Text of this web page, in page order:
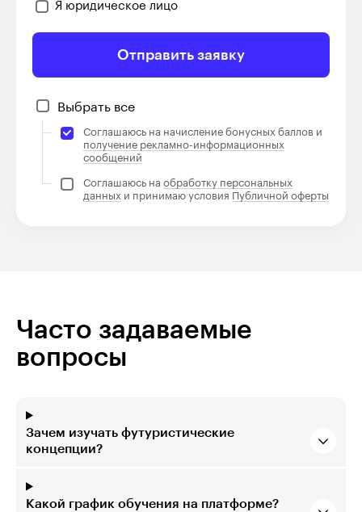
Я юридическое лицо
Отправить заявку
Выбрать все
Соглашаюсь на начисление бонусных баллов и
получение рекламно-информационных
сообщений
Соглашаюсь на обработку персональных
данных и принимаю условия Публичной оферты
Часто задаваемые
вопросы
Зачем изучать футуристические
концепции?
Какой график обучения на платформе?